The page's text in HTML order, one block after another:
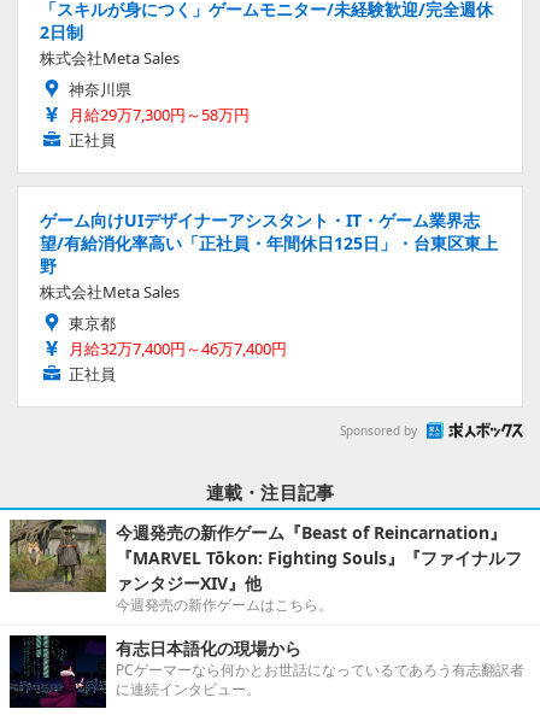
「スキルが身につく」ゲームモニター/未経験歓迎/完全週休
2日制
株式会社Meta Sales
神奈川県
月給29万7,300円～58万円
正社員
ゲーム向けUIデザイナーアシスタント・IT・ゲーム業界志
望/有給消化率高い「正社員・年間休日125日」・台東区東上
野
株式会社Meta Sales
東京都
月給32万7,400円～46万7,400円
正社員
Sponsored by
連載・注目記事
今週発売の新作ゲーム『Beast of Reincarnation』
『MARVEL Tōkon: Fighting Souls』『ファイナルフ
ァンタジーXIV』他
今週発売の新作ゲームはこちら。
有志日本語化の現場から
PCゲーマーなら何かとお世話になっているであろう有志翻訳者
に連続インタビュー。